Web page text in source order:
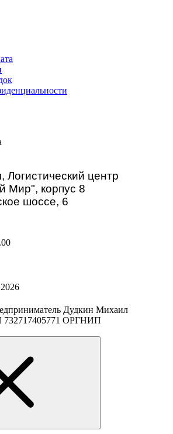
центр
Мир", корпус 8
шоссе, 6
Дудкин Михаил
732717405771 ОРГНИП